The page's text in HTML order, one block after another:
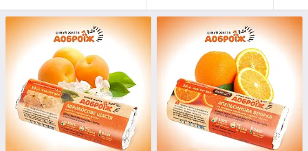
тримати в сумці для корисного перекушування.
Солодощі бувають корисними! Цінуй життя!